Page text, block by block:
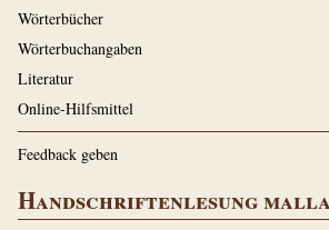
Wörterbücher
Wörterbuchangaben
Literatur
Online-Hilfsmittel
Feedback geben
Handschriftenlesung